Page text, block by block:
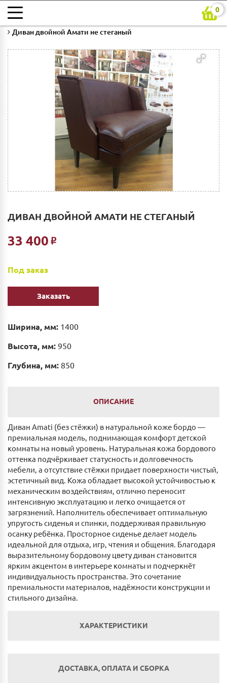
0
Главная
Мягкая мебель в гостиную
Диван двойной Амати не стеганый
ДИВАН ДВОЙНОЙ АМАТИ НЕ СТЕГАНЫЙ
33 400 Р
Под заказ
Заказать
Ширина, мм: 1400
Высота, мм: 950
Глубина, мм: 850
ОПИСАНИЕ
Диван Amati (без стёжки) в натуральной коже бордо —
премиальная модель, поднимающая комфорт детской
комнаты на новый уровень. Натуральная кожа бордового
оттенка подчёркивает статусность и долговечность
мебели, а отсутствие стёжки придает поверхности чистый,
эстетичный вид. Кожа обладает высокой устойчивостью к
механическим воздействиям, отлично переносит
интенсивную эксплуатацию и легко очищается от
загрязнений. Наполнитель обеспечивает оптимальную
упругость сиденья и спинки, поддерживая правильную
осанку ребёнка. Просторное сиденье делает модель
идеальной для отдыха, игр, чтения и общения. Благодаря
выразительному бордовому цвету диван становится
ярким акцентом в интерьере комнаты и подчеркнёт
индивидуальность пространства. Это сочетание
премиальности материалов, надёжности конструкции и
стильного дизайна.
ХАРАКТЕРИСТИКИ
ДОСТАВКА, ОПЛАТА И СБОРКА